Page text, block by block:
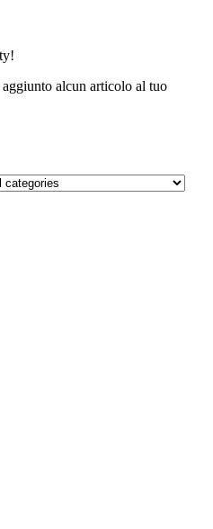
alcun articolo al tuo